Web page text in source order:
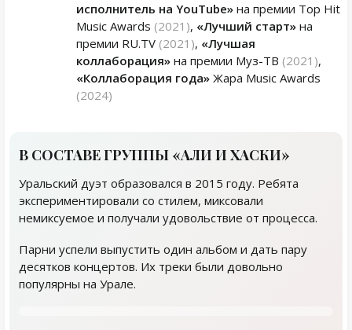
исполнитель на YouTube» на премии Top Hit
Music Awards (2021), «Лучший старт» на
премии RU.TV (2021), «Лучшая
коллаборация» на премии Муз-ТВ (2021),
«Коллаборация года» Жара Music Awards
(2024)
В СОСТАВЕ ГРУППЫ «АЛИ И ХАСКИ»
Уральский дуэт образовался в 2015 году. Ребята
экспериментировали со стилем, миксовали
немиксуемое и получали удовольствие от процесса.
Парни успели выпустить один альбом и дать пару
десятков концертов. Их треки были довольно
популярны на Урале.